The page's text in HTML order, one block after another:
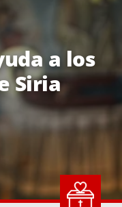
a los
Siria